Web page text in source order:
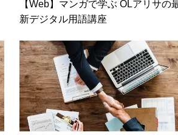
【Web】マンガで学ぶ OLアリサの
新デジタル用語講座